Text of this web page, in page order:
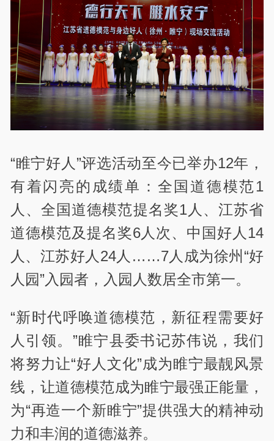
“睢宁好人”评选活动至今已举办12年，
有着闪亮的成绩单：全国道德模范1
人、全国道德模范提名奖1人、江苏省
道德模范及提名奖6人次、中国好人14
人、江苏好人24人……7人成为徐州“好
人园”入园者，入园人数居全市第一。
“新时代呼唤道德模范，新征程需要好
人引领。”睢宁县委书记苏伟说，我们
将努力让“好人文化”成为睢宁最靓风景
线，让道德模范成为睢宁最强正能量，
为“再造一个新睢宁”提供强大的精神动
力和丰润的道德滋养。